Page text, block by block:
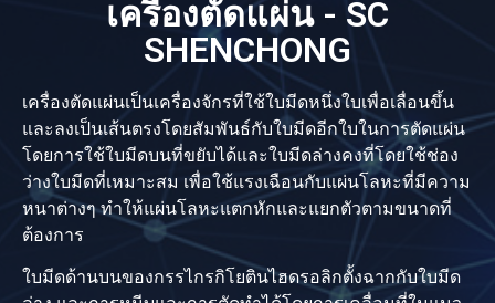
เครื่องตัดแผ่น - SC
SHENCHONG
เครื่องตัดแผ่นเป็นเครื่องจักรที่ใช้ใบมีดหนึ่งใบเพื่อเลื่อนขึ้น
และลงเป็นเส้นตรงโดยสัมพันธ์กับใบมีดอีกใบในการตัดแผ่น
โดยการใช้ใบมีดบนที่ขยับได้และใบมีดล่างคงที่โดยใช้ช่อง
ว่างใบมีดที่เหมาะสม เพื่อใช้แรงเฉือนกับแผ่นโลหะที่มีความ
หนาต่างๆ ทำให้แผ่นโลหะแตกหักและแยกตัวตามขนาดที่
ต้องการ
ใบมีดด้านบนของกรรไกรกิโยตินไฮดรอลิกตั้งฉากกับใบมีด